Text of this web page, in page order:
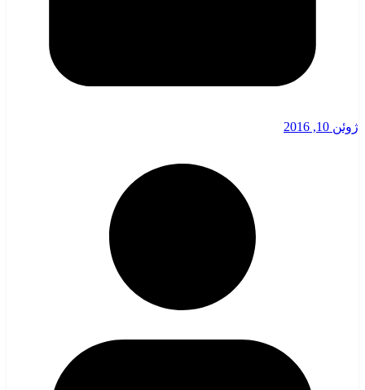
ژوئن 10, 2016